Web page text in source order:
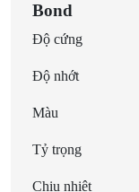
Bond
Độ cứng
Độ nhớt
Màu
Tỷ trọng
Chịu nhiệt